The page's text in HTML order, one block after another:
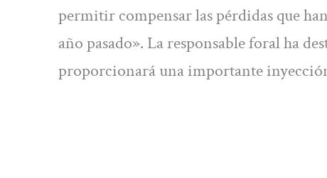
permitir compensar las pérdidas que
año pasado». La responsable foral ha
proporcionará una importante